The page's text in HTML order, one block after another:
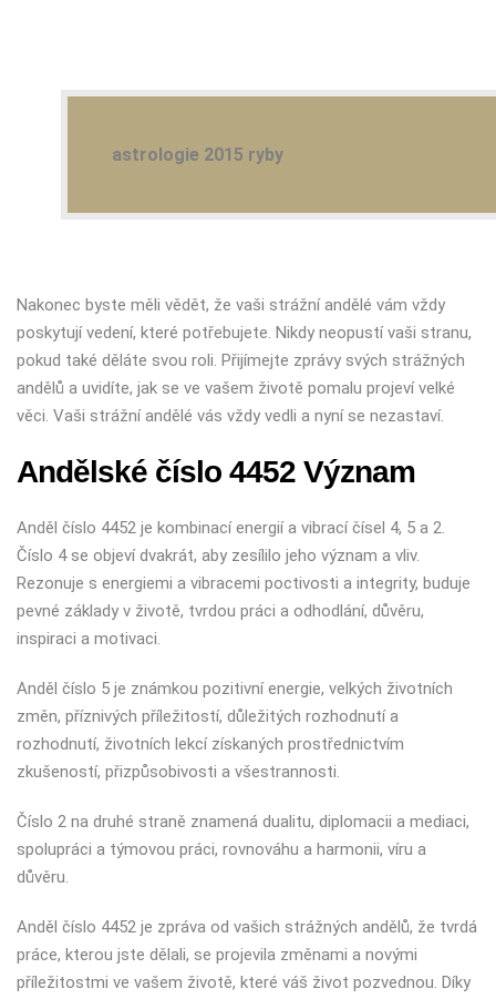
astrologie 2015 ryby
Nakonec byste měli vědět, že vaši strážní andělé vám vždy
poskytují vedení, které potřebujete. Nikdy neopustí vaši stranu,
pokud také děláte svou roli. Přijímejte zprávy svých strážných
andělů a uvidíte, jak se ve vašem životě pomalu projeví velké
věci. Vaši strážní andělé vás vždy vedli a nyní se nezastaví.
Andělské číslo 4452 Význam
Anděl číslo 4452 je kombinací energií a vibrací čísel 4, 5 a 2.
Číslo 4 se objeví dvakrát, aby zesílilo jeho význam a vliv.
Rezonuje s energiemi a vibracemi poctivosti a integrity, buduje
pevné základy v životě, tvrdou práci a odhodlání, důvěru,
inspiraci a motivaci.
Anděl číslo 5 je známkou pozitivní energie, velkých životních
změn, příznivých příležitostí, důležitých rozhodnutí a
rozhodnutí, životních lekcí získaných prostřednictvím
zkušeností, přizpůsobivosti a všestrannosti.
Číslo 2 na druhé straně znamená dualitu, diplomacii a mediaci,
spolupráci a týmovou práci, rovnováhu a harmonii, víru a
důvěru.
Anděl číslo 4452 je zpráva od vašich strážných andělů, že tvrdá
práce, kterou jste dělali, se projevila změnami a novými
příležitostmi ve vašem životě, které váš život pozvednou. Díky